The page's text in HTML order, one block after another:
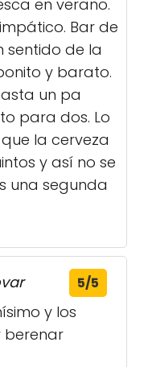
en verano.
Bar de
sentido de la
y barato.
un pa
para dos. Lo
la cerveza
y así no se
una segunda
5/5
y los
berenar